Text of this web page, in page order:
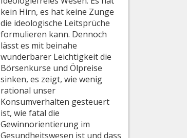
kein Hirn, es hat keine Zunge
die ideologische Leitsprüche
formulieren kann. Dennoch
lässt es mit beinahe
wunderbarer Leichtigkeit die
Börsenkurse und Ölpreise
sinken, es zeigt, wie wenig
rational unser
Konsumverhalten gesteuert
ist, wie fatal die
Gewinnorientierung im
Gesundheitswesen ist und dass